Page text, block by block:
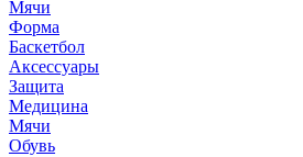
Мячи
Форма
Баскетбол
Аксессуары
Защита
Медицина
Мячи
Обувь